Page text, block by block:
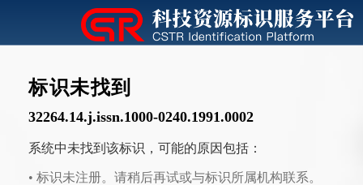
标识未找到
32264.14.j.issn.1000-0240.1991.0002
系统中未找到该标识，可能的原因包括：
• 标识未注册。请稍后再试或与标识所属机构联系。